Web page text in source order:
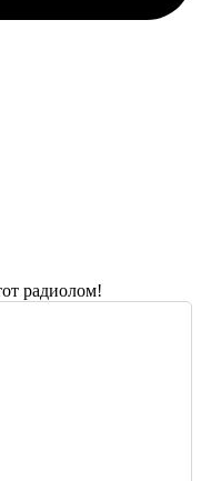
радиолом!